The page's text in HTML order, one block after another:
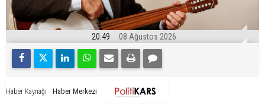
20:49 08 Ağustos 2026
Haber Kaynağı Haber Merkezi